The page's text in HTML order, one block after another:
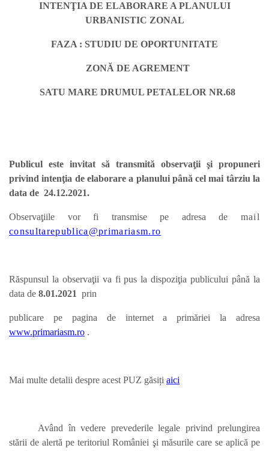
INTENŢIA DE ELABORARE A PLANULUI
URBANISTIC ZONAL
FAZA : STUDIU DE OPORTUNITATE
ZONĂ DE AGREMENT
SATU MARE DRUMUL PETALELOR NR.68
Publicul este invitat să transmită observaţii şi propuneri
privind intenţia de elaborare a planului până cel mai târziu la
data de 24.12.2021.
Observaţiile vor fi transmise pe adresa de mail
consultarepublica@primariasm.ro
Răspunsul la observaţii va fi pus la dispoziţia publicului până la
data de 8.01.2021 prin
publicare pe pagina de internet a primăriei la adresa
www.primariasm.ro .
Mai multe detalii despre acest PUZ găsiți aici
Având în vedere prevederile legale privind prelungirea
stării de alertă pe teritoriul României şi măsurile care se aplică pe